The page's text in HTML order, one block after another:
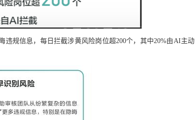
违规信息，每日拦截涉黄风险岗位超200个，其中20%由AI主动